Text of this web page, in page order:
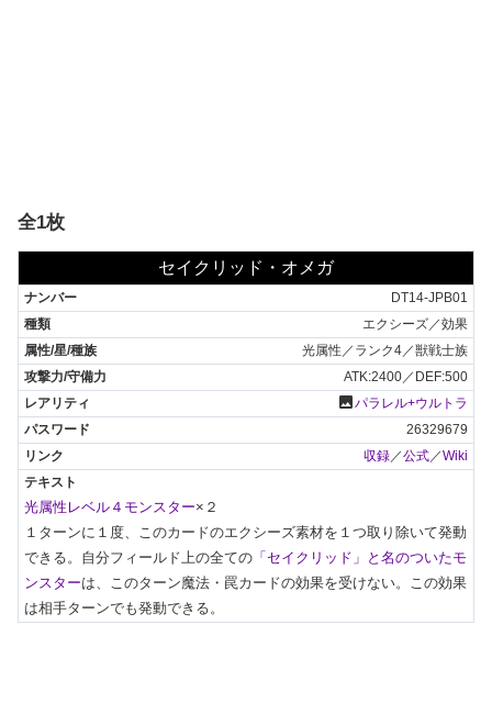
全1枚
セイクリッド・オメガ
DT14-JPB01
エクシーズ／効果
光属性／ランク4／獣戦士族
ATK:2400／DEF:500
photoパラレル+ウルトラ
26329679
収録 ／公式 ／Wiki
光属性レベル４モンスター×２
１ターンに１度、このカードのエクシーズ素材を１つ取り除いて発動
できる。自分フィールド上の全ての 「セイクリッド」と名のついたモ
ンスターは、このターン魔法・罠カードの効果を受けない。この効果
は相手ターンでも発動できる。